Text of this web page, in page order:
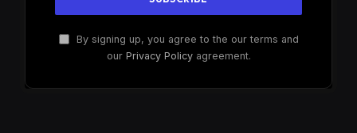
By signing up, you agree to the our terms and
our Privacy Policyagreement.